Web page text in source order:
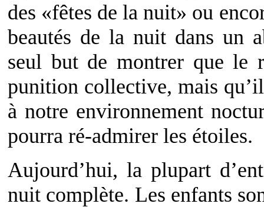
des «fêtes de la nuit» ou
beautés de la nuit dans un
seul but de montrer que le
punition collective, mais
à notre environnement
pourra ré-admirer les étoiles.
Aujourd’hui, la plupart
nuit complète. Les enfants